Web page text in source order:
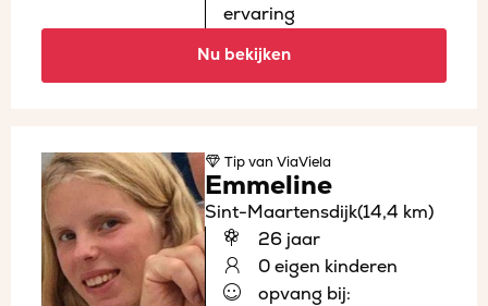
ervaring
Nu bekijken
Tipvan ViaViela
Emmeline
Sint-Maartensdijk(14,4 km)
26 jaar
0 eigen kinderen
opvang bij: